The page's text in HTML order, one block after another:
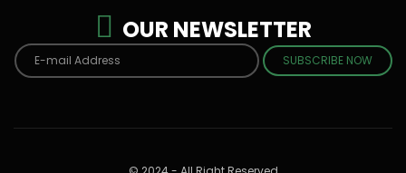
OUR NEWSLETTER
SUBSCRIBE NOW